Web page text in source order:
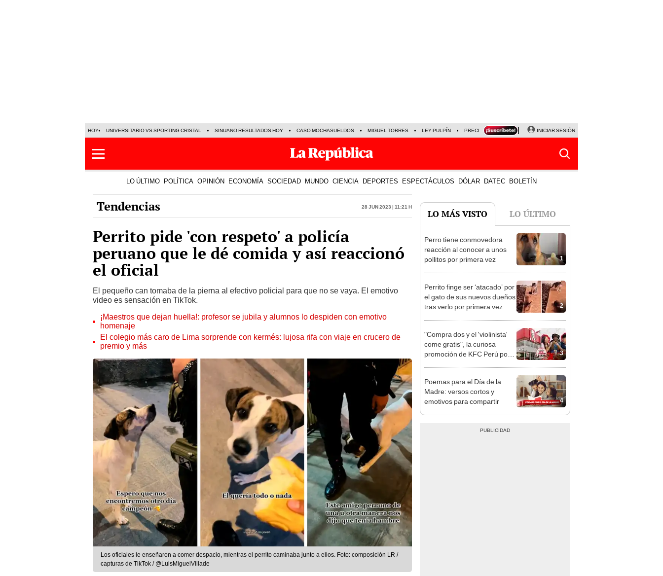
HOY UNIVERSITARIO VS SPORTING CRISTAL SINUANO RESULTADOS HOY CASO MOCHASUELDOS MIGUEL TORRES LEY PULPÍN PRECIO DEL DÓLAR CORTE DE LUZ VIERNES 7 DE AGOSTO
INICIAR SESIÓN
LO ÚLTIMO POLÍTICA OPINIÓN ECONOMÍA SOCIEDAD MUNDO CIENCIA DEPORTES ESPECTÁCULOS DÓLAR DATEC BOLETÍN
Tendencias 28 Jun 2023 | 11:21 h
Perrito pide 'con respeto' a policía
peruano que le dé comida y así reaccionó
el oficial
El pequeño can tomaba de la pierna al efectivo policial para que no se vaya. El emotivo
video es sensación en TikTok.
¡Maestros que dejan huella!: profesor se jubila y alumnos lo despiden con emotivo
homenaje
El colegio más caro de Lima sorprende con kermés: lujosa rifa con viaje en crucero de
premio y más
Los oficiales le enseñaron a comer despacio, mientras el perrito caminaba junto a ellos. Foto: composición LR /
capturas de TikTok / @LuisMiguelVillade
LO MÁS VISTO LO ÚLTIMO
1
Perro tiene conmovedora
reacción al conocer a unos
pollitos por primera vez
2
Perrito finge ser ‘atacado’ por
el gato de sus nuevos dueños
tras verlo por primera vez
3
"Compra dos y el 'violinista'
come gratis", la curiosa
promoción de KFC Perú por
4
Poemas para el Día de la
Madre: versos cortos y
emotivos para compartir